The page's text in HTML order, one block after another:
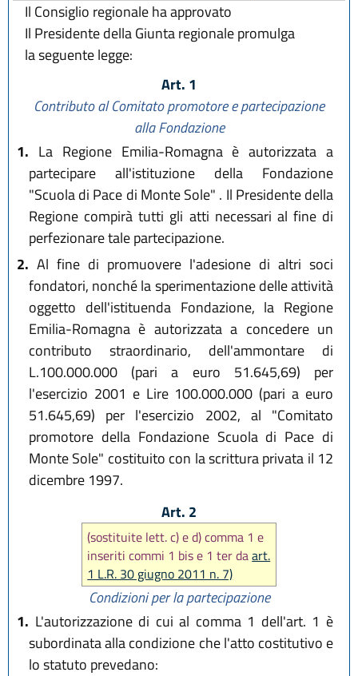
Il Consiglio regionale ha approvato
Il Presidente della Giunta regionale promulga
la seguente legge:
Art. 1
Contributo al Comitato promotore e partecipazione
alla Fondazione
1. La Regione Emilia-Romagna è autorizzata a
partecipare all'istituzione della Fondazione
"Scuola di Pace di Monte Sole" . Il Presidente della
Regione compirà tutti gli atti necessari al fine di
perfezionare tale partecipazione.
2. Al fine di promuovere l'adesione di altri soci
fondatori, nonché la sperimentazione delle attività
oggetto dell'istituenda Fondazione, la Regione
Emilia-Romagna è autorizzata a concedere un
contributo straordinario, dell'ammontare di
L.100.000.000 (pari a euro 51.645,69) per
l'esercizio 2001 e Lire 100.000.000 (pari a euro
51.645,69) per l'esercizio 2002, al "Comitato
promotore della Fondazione Scuola di Pace di
Monte Sole" costituito con la scrittura privata il 12
dicembre 1997.
Art. 2
(sostituite lett. c) e d) comma 1 e
inseriti commi 1 bis e 1 ter daart.
1 L.R. 30 giugno 2011 n. 7)
Condizioni per la partecipazione
1. L'autorizzazione di cui al comma 1 dell'art. 1 è
subordinata alla condizione che l'atto costitutivo e
lo statuto prevedano: